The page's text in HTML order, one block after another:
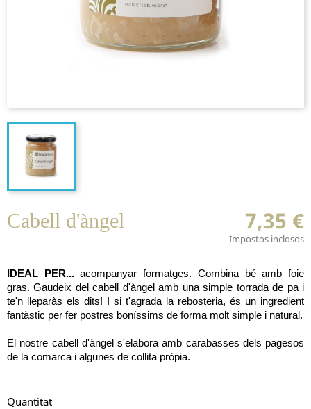
Cabell d'àngel 7,35 €
Impostos inclosos
IDEAL PER...acompanyar formatges. Combina bé amb foie
gras. Gaudeix del cabell d'àngel amb una simple torrada de pa i
te'n lleparàs els dits! I si t'agrada la rebosteria, és un ingredient
fantàstic per fer postres boníssims de forma molt simple i natural.
El nostre cabell d'àngel s'elabora amb carabasses dels pagesos
de la comarca i algunes de collita pròpia.
Quantitat